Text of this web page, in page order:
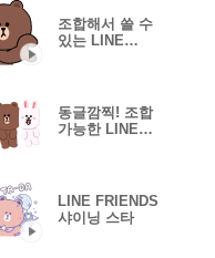
조합해서 쓸 수
있는 LINE
동글깜찍! 조합
가능한 LINE
LINE FRIENDS
샤이닝 스타